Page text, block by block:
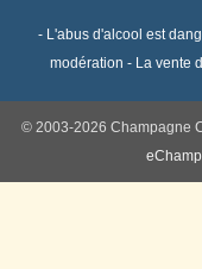
- L'abus d'alcool est
modération - La vente
© 2003-2026 Champagne